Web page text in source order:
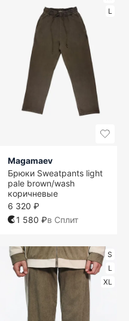
L
Magamaev
Брюки Sweatpants light
pale brown/wash
коричневые
6 320 ₽
1 580 ₽в Сплит
S
L
XL